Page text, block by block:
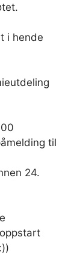
i hende
til
24.